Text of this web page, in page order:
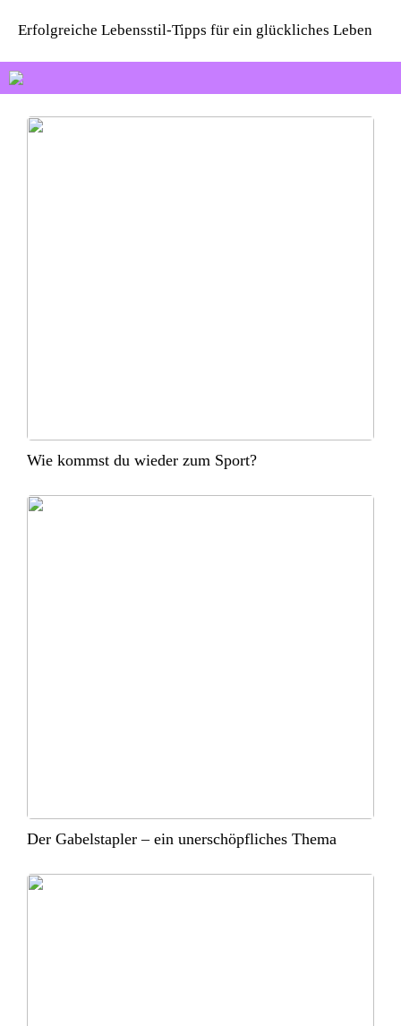
Erfolgreiche Lebensstil-Tipps für ein glückliches Leben
Wie kommst du wieder zum Sport?
Der Gabelstapler – ein unerschöpfliches Thema